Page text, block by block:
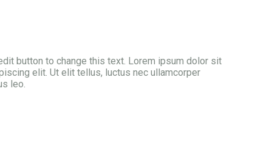
button to change this text. Lorem ipsum dolor sit
elit. Ut elit tellus, luctus nec ullamcorper
leo.